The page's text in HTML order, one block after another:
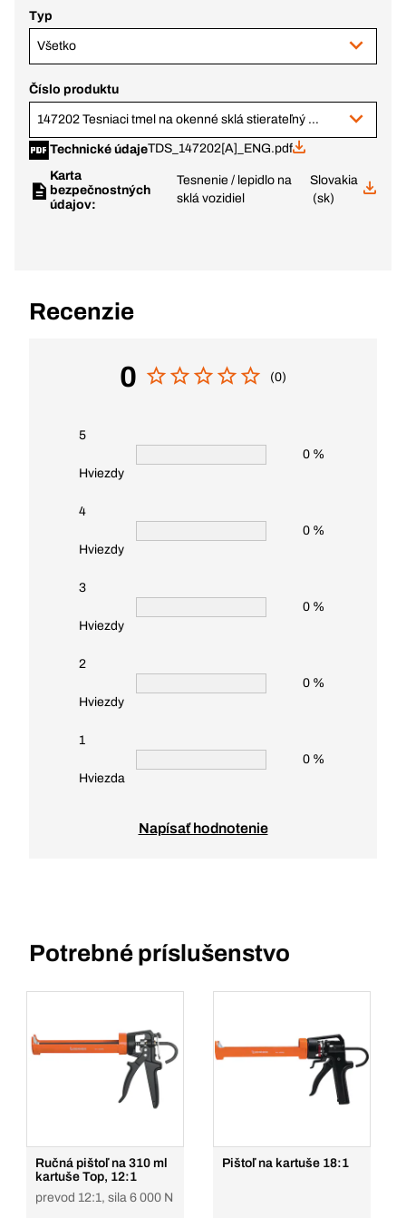
Typ
Všetko
Číslo produktu
147202 Tesniaci tmel na okenné sklá stierateľný 310 ml
Technické údajeTDS_147202[A]_ENG.pdf
Karta
bezpečnostných
údajov:
Tesnenie / lepidlo na
sklá vozidiel
Slovakia
(sk)
Recenzie
0 (0)
5
Hviezdy
0 %
4
Hviezdy
0 %
3
Hviezdy
0 %
2
Hviezdy
0 %
1
Hviezda
0 %
Napísať hodnotenie
Potrebné príslušenstvo
Ručná pištoľ na 310 ml
kartuše Top, 12:1
prevod 12:1, sila 6 000 N
Pištoľ na kartuše 18:1